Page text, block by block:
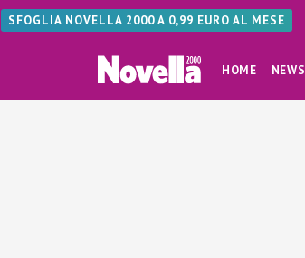
SFOGLIA NOVELLA 2000 A 0,99 EURO AL MESE
HOME NEWS